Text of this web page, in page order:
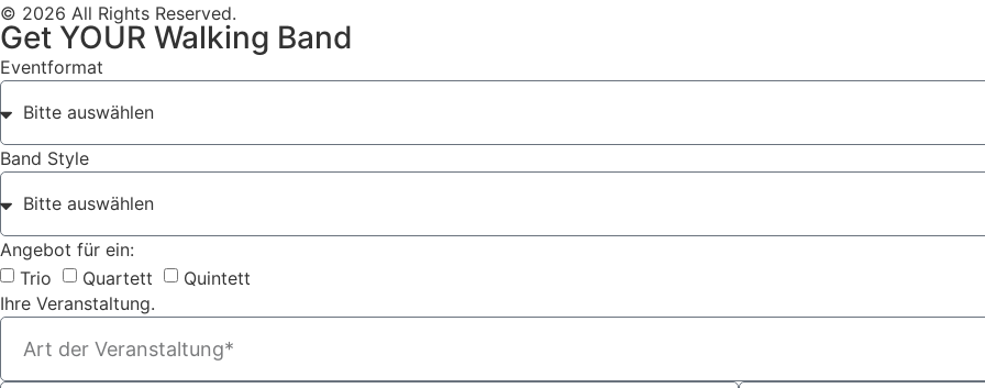
© 2026 All Rights Reserved.
Get YOUR Walking Band
Eventformat
Band Style
Angebot für ein:
Trio
Quartett
Quintett
Ihre Veranstaltung.